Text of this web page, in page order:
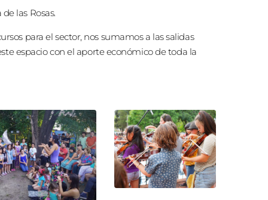
las Rosas.
para el sector, nos sumamos a las salidas
espacio con el aporte económico de toda la